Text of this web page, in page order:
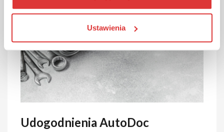
Ustawienia
Udogodnienia AutoDoc